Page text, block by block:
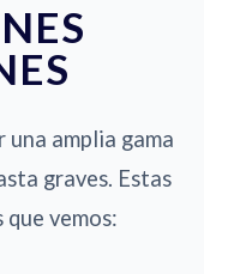
una amplia gama
graves. Estas
que vemos: